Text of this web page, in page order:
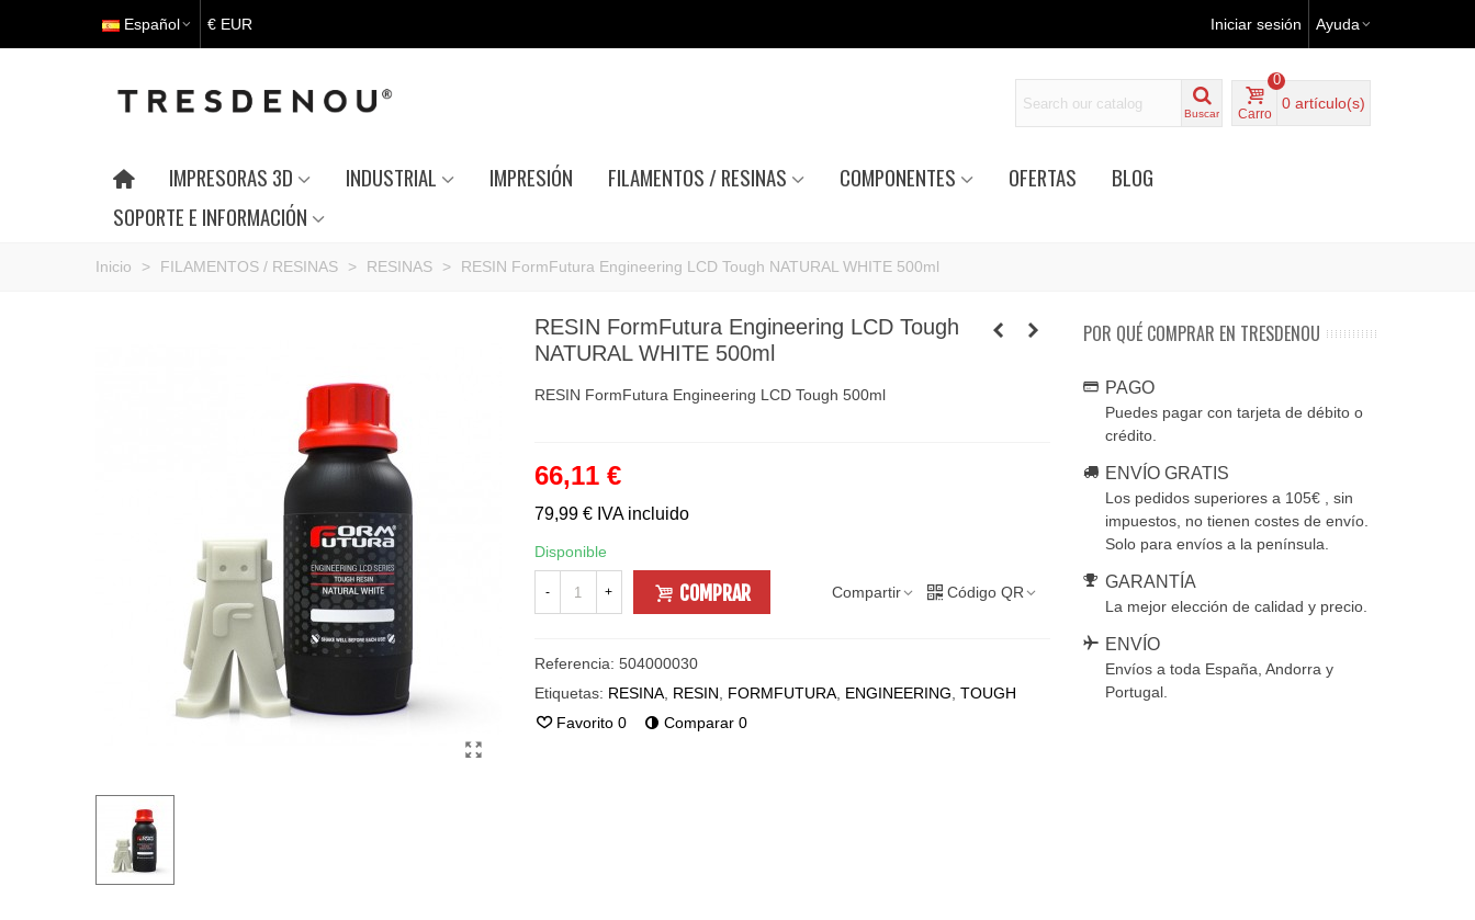
Español € EUR Iniciar sesión Ayuda
Buscar Carro
0
0 artículo(s)
IMPRESORAS 3D INDUSTRIAL IMPRESIÓN FILAMENTOS / RESINAS COMPONENTES OFERTAS
BLOG
SOPORTE E INFORMACIÓN
Inicio > FILAMENTOS / RESINAS > RESINAS > RESIN FormFutura Engineering LCD Tough NATURAL WHITE 500ml
RESIN FormFutura Engineering LCD Tough
NATURAL WHITE 500ml
RESIN FormFutura Engineering LCD Tough 500ml
66,11 €
79,99 € IVA incluido
Disponible
- + COMPRAR Compartir Código QR
Referencia: 504000030
Etiquetas: RESINA, RESIN FORMFUTURA, ENGINEERING TOUGH
Favorito 0 Comparar 0
POR QUÉ COMPRAR EN TRESDENOU
PAGO
Puedes pagar con tarjeta de débito o
crédito.
ENVÍO GRATIS
Los pedidos superiores a 105€ , sin
impuestos, no tienen costes de envío.
Solo para envíos a la península.
GARANTÍA
La mejor elección de calidad y precio.
ENVÍO
Envíos a toda España, Andorra y
Portugal.